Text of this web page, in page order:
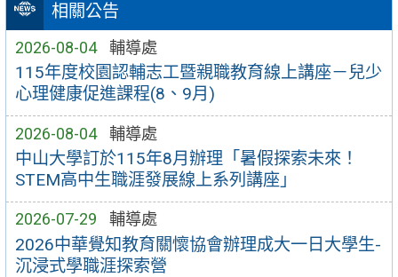
相關公告
2026-08-04 輔導處
115年度校園認輔志工暨親職教育線上講座－兒少
心理健康促進課程(8、9月)
2026-08-04 輔導處
中山大學訂於115年8月辦理「暑假探索未來！
STEM高中生職涯發展線上系列講座」
2026-07-29 輔導處
2026中華覺知教育關懷協會辦理成大一日大學生-
沉浸式學職涯探索營